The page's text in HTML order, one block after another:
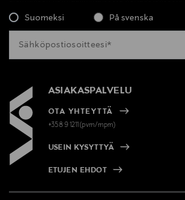
Suomeksi På svenska
ASIAKASPALVELU
OTA YHTEYTTÄ
+358 9 1211(pvm/mpm)
USEIN KYSYTTYÄ
ETUJEN EHDOT